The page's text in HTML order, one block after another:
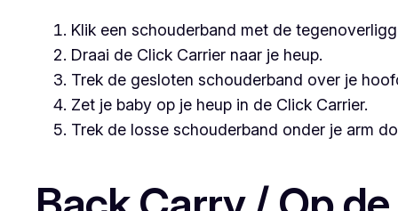
Klik een schouderband met de
Draai de Click Carrier naar je heup.
Trek de gesloten schouderband over je
Zet je baby op je heup in de Click Carrier.
Trek de losse schouderband onder je arm